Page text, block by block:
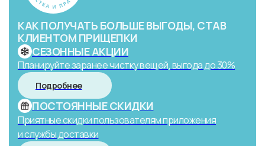
СЕЗОННЫЕ АКЦИИ
Планируйте заранее чистку вещей, выгода до 30%
Подробнее
ПОСТОЯННЫЕ СКИДКИ
Приятные скидки пользователям приложения
и службы доставки
КАК ПОЛУЧАТЬ БОЛЬШЕ ВЫГОДЫ, СТАВ
КЛИЕНТОМ ПРИЩЕПКИ